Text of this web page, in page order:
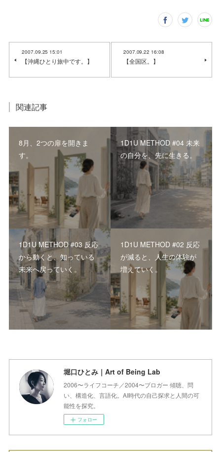
2007.09.25 15:01
【沖縄ひとり旅中です。】
2007.09.22 16:08
【全国区。】
関連記事
8月、2つの扉を開きま
す。
1D1U METHOD #04 未来
の自分を、先に生きる。
1D1U METHOD #03 反応
から動くと、知っている
未来へ戻っていく。
1D1U METHOD #02 反応
が減ると、人生の体験が
増えていく。
堀口ひとみ｜Art of Being Lab
2006〜ライフコーチ／2004〜ブロガー 傾聴、問
い、構造化、言語化。AI時代の自己探求と人間の可
能性を探究。
フォロー